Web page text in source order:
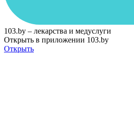
103.by – лекарства и медуслуги
Открыть в приложении 103.by
Открыть